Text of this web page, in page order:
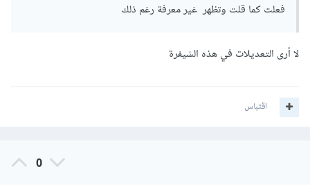
فعلت كما قلت وتظهر غير معرفة رغم ذلك
لا أرى التعديلات في هذه الشيفرة
اقتباس
0